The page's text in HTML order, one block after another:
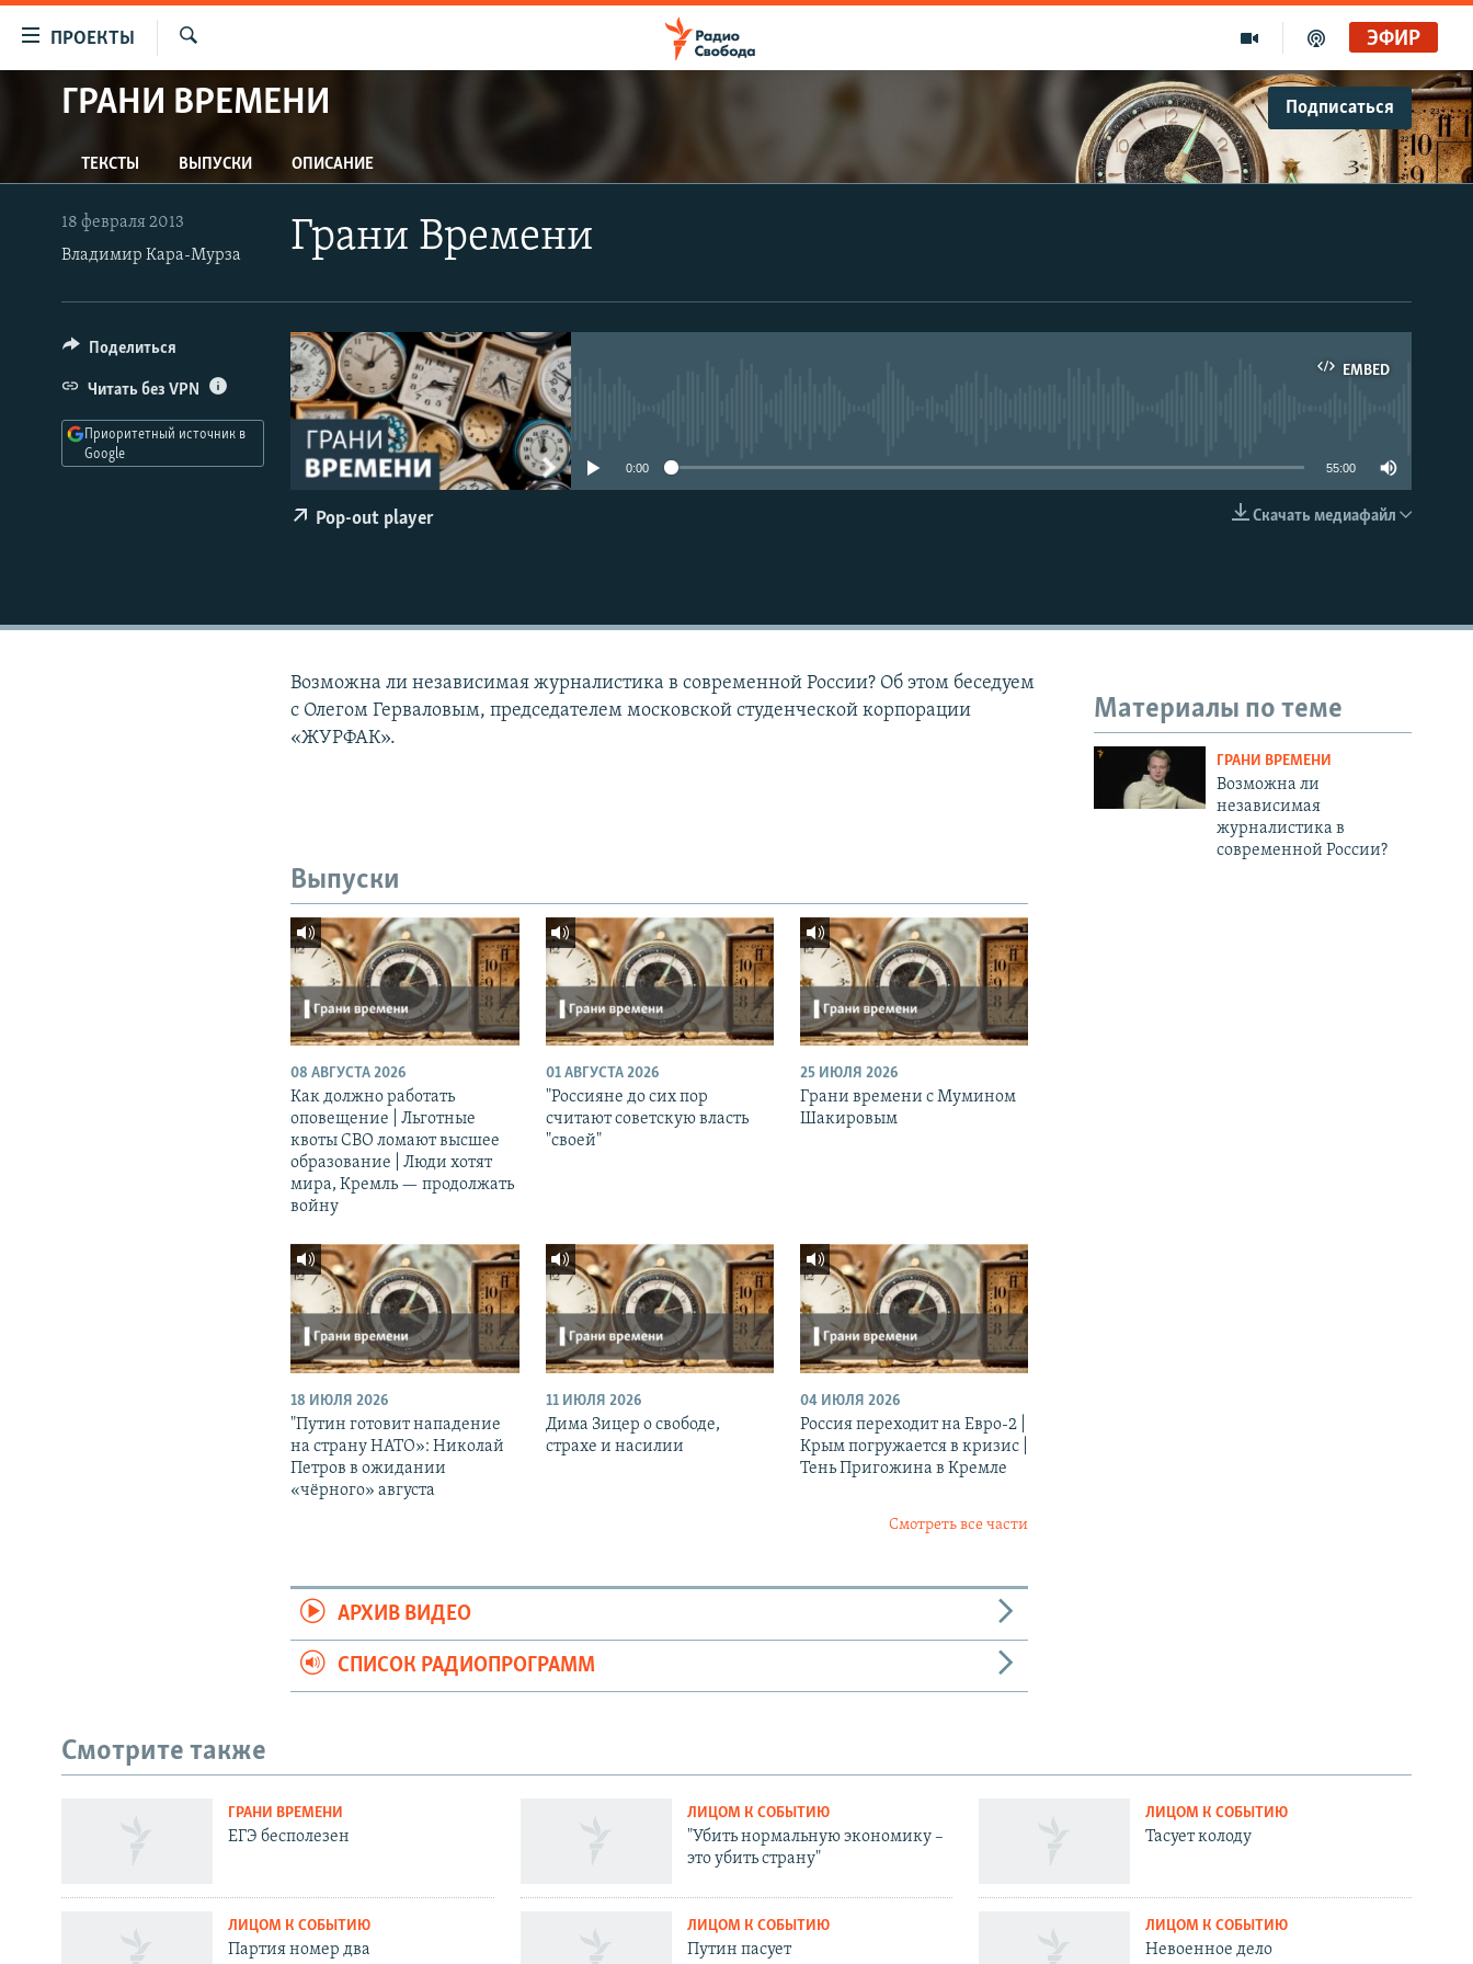
упрощенного
Вернуться
к
основному
содержанию
навигации
Вернутся
ПРОЕКТЫ
ПРОГРАММЫ
АВТОРСКИЕ ПРОЕКТЫ
ЦИТАТЫ СВОБОДЫ
МНЕНИЯ
КУЛЬТУРА
IDEL.РЕАЛИИ
КАВКАЗ.РЕАЛИИ
СЕВЕР.РЕАЛИИ
СИБИРЬ.РЕАЛИИ
ЭФИР
ГРАНИ ВРЕМЕНИ Подписаться
Spotify
Подписаться
ТЕКСТЫ ВЫПУСКИ ОПИСАНИЕ
Грани Времени
18 февраля 2013
Владимир Кара-Мурза
EMBED
EMBED
0:00 55:00
Скачать медиафайл
Pop-out player
Поделиться
Читать без VPN
Приоритетный источник в
Google
Возможна ли независимая журналистика в современной России? Об этом беседуем
с Олегом Герваловым, председателем московской студенческой корпорации
«ЖУРФАК».
Материалы по теме
ГРАНИ ВРЕМЕНИ
Возможна ли
независимая
журналистика в
современной России?
Выпуски
08 АВГУСТА 2026
Как должно работать
оповещение | Льготные
квоты СВО ломают высшее
образование | Люди хотят
мира, Кремль — продолжать
войну
01 АВГУСТА 2026
"Россияне до сих пор
считают советскую власть
"своей"
25 ИЮЛЯ 2026
Грани времени с Мумином
Шакировым
18 ИЮЛЯ 2026
"Путин готовит нападение
на страну НАТО»: Николай
Петров в ожидании
«чёрного» августа
11 ИЮЛЯ 2026
Дима Зицер о свободе,
страхе и насилии
04 ИЮЛЯ 2026
Россия переходит на Евро-2 |
Крым погружается в кризис |
Тень Пригожина в Кремле
Смотреть все части
АРХИВ ВИДЕО
СПИСОК РАДИОПРОГРАММ
Смотрите также
ГРАНИ ВРЕМЕНИ
ЕГЭ бесполезен
ЛИЦОМ К СОБЫТИЮ
"Убить нормальную экономику –
это убить страну"
ЛИЦОМ К СОБЫТИЮ
Тасует колоду
ЛИЦОМ К СОБЫТИЮ
Партия номер два
ЛИЦОМ К СОБЫТИЮ
Путин пасует
ЛИЦОМ К СОБЫТИЮ
Невоенное дело